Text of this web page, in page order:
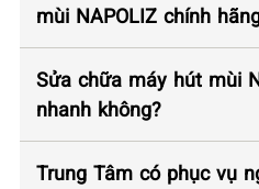
mùi NAPOLIZ chính
Sửa chữa máy hút mùi
nhanh không?
Trung Tâm có phục vụ